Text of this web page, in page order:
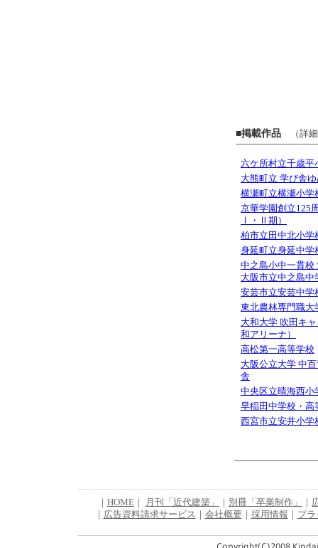
■掲載作品 （詳細
六ケ所村立千歳平
大熊町立 学び舎
横瀬町立横瀬小学
京華学園創立125
Ⅰ・Ⅱ期）
柏市立田中北小学
身延町立身延中学
中之島小中一貫校
大阪市立中之島中
安芸市立安芸中学
東北農林専門職大
大和大学 吹田キ
和アリーナ）
高松第一高等学校
大阪公立大学 中
舎
中央区立晴海西小
早稲田中学校・高
西宮市立安井小学
HOME 月刊「近代建築」 別冊「卒業制作」
広告資料請求サービス 会社概要｜ 採用情報 プ